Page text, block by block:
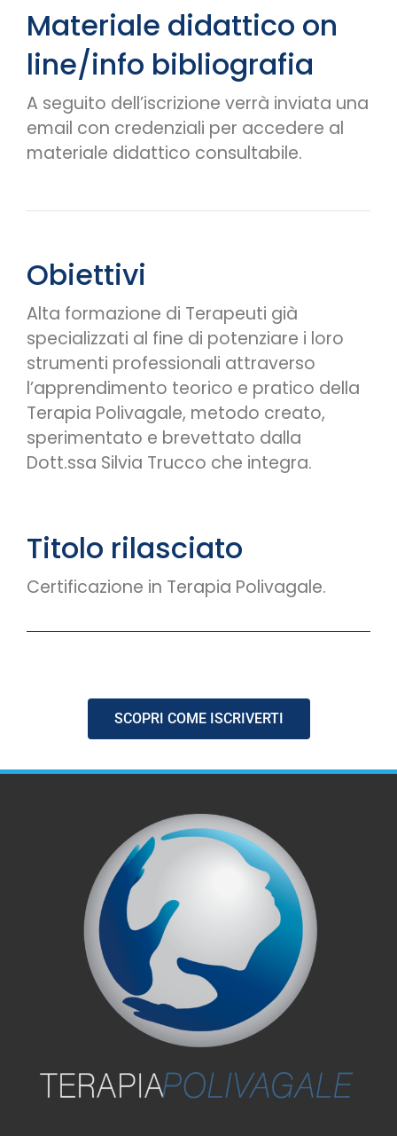
Materiale didattico on
line/info bibliografia
A seguito dell’iscrizione verrà inviata una
email con credenziali per accedere al
materiale didattico consultabile.
Obiettivi
Alta formazione di Terapeuti già
specializzati al fine di potenziare i loro
strumenti professionali attraverso
l’apprendimento teorico e pratico della
Terapia Polivagale, metodo creato,
sperimentato e brevettato dalla
Dott.ssa Silvia Trucco che integra.
Titolo rilasciato
Certificazione in Terapia Polivagale.
SCOPRI COME ISCRIVERTI